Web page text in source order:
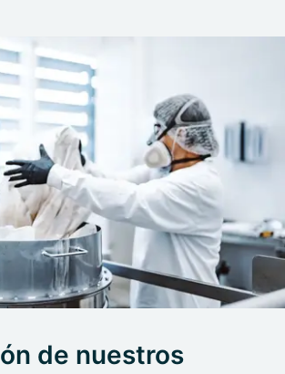
de nuestros